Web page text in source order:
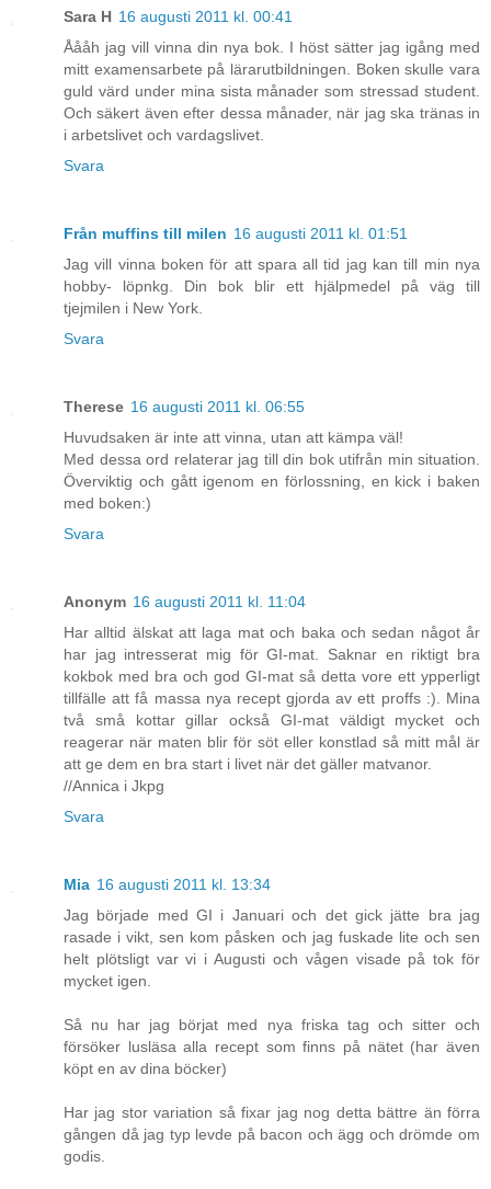
Sara H 16 augusti 2011 kl. 00:41
Åååh jag vill vinna din nya bok. I höst sätter jag igång med
mitt examensarbete på lärarutbildningen. Boken skulle vara
guld värd under mina sista månader som stressad student.
Och säkert även efter dessa månader, när jag ska tränas in
i arbetslivet och vardagslivet.
Svara
Från muffins till milen 16 augusti 2011 kl. 01:51
Jag vill vinna boken för att spara all tid jag kan till min nya
hobby- löpnkg. Din bok blir ett hjälpmedel på väg till
tjejmilen i New York.
Svara
Therese 16 augusti 2011 kl. 06:55
Huvudsaken är inte att vinna, utan att kämpa väl!
Med dessa ord relaterar jag till din bok utifrån min situation.
Överviktig och gått igenom en förlossning, en kick i baken
med boken:)
Svara
Anonym 16 augusti 2011 kl. 11:04
Har alltid älskat att laga mat och baka och sedan något år
har jag intresserat mig för GI-mat. Saknar en riktigt bra
kokbok med bra och god GI-mat så detta vore ett ypperligt
tillfälle att få massa nya recept gjorda av ett proffs :). Mina
två små kottar gillar också GI-mat väldigt mycket och
reagerar när maten blir för söt eller konstlad så mitt mål är
att ge dem en bra start i livet när det gäller matvanor.
//Annica i Jkpg
Svara
Mia 16 augusti 2011 kl. 13:34
Jag började med GI i Januari och det gick jätte bra jag
rasade i vikt, sen kom påsken och jag fuskade lite och sen
helt plötsligt var vi i Augusti och vågen visade på tok för
mycket igen.
Så nu har jag börjat med nya friska tag och sitter och
försöker lusläsa alla recept som finns på nätet (har även
köpt en av dina böcker)
Har jag stor variation så fixar jag nog detta bättre än förra
gången då jag typ levde på bacon och ägg och drömde om
godis.